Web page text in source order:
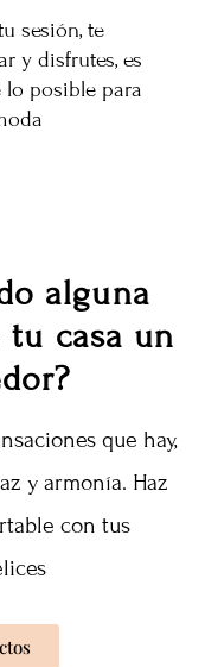
sesión, te
y disfrutes, es
posible para
alguna
tu casa un
que hay,
y armonía. Haz
con tus